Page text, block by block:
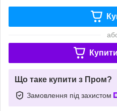
Що таке купити з Пром?
Замовлення під захистом